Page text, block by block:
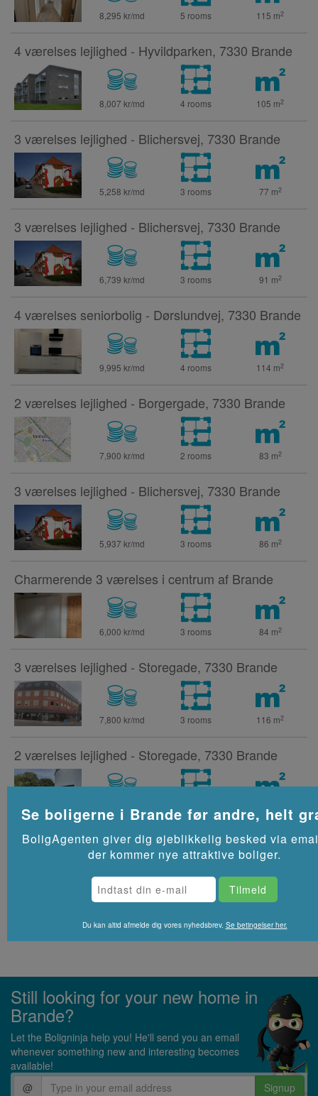
8,295 kr/md 5 rooms 115 m2
4 værelses lejlighed - Hyvildparken, 7330 Brande
8,007 kr/md 4 rooms 105 m2
3 værelses lejlighed - Blichersvej, 7330 Brande
5,258 kr/md 3 rooms 77 m2
3 værelses lejlighed - Blichersvej, 7330 Brande
6,739 kr/md 3 rooms 91 m2
4 værelses seniorbolig - Dørslundvej, 7330 Brande
9,995 kr/md 4 rooms 114 m2
2 værelses lejlighed - Borgergade, 7330 Brande
7,900 kr/md 2 rooms 83 m2
3 værelses lejlighed - Blichersvej, 7330 Brande
5,937 kr/md 3 rooms 86 m2
Charmerende 3 værelses i centrum af Brande
6,000 kr/md 3 rooms 84 m2
3 værelses lejlighed - Storegade, 7330 Brande
7,800 kr/md 3 rooms 116 m2
2 værelses lejlighed - Storegade, 7330 Brande
9,400 kr/md 2 rooms 183
3 værelses lejlighed - Jernbanegade, 7330 Brande
5,600 kr/md 3 rooms 96
Still looking for your new home in
Brande?
Let the Boligninja help you! He'll send you an email
whenever something new and interesting becomes
available!
@
Signup
Se boligerne i Brande før andre, helt
BoligAgenten giver dig øjeblikkelig besked via
der kommer nye attraktive boliger.
Du kan altid afmelde dig vores nyhedsbrev. Se betingelser her.